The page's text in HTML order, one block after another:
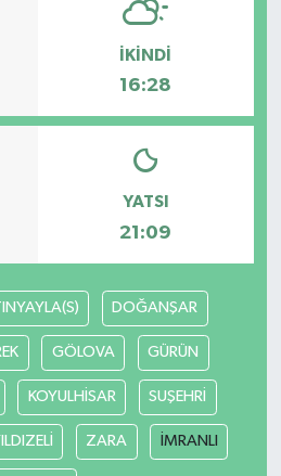
İKINDI
16:28
YATSI
21:09
DOĞANŞAR
GÖLOVA GÜRÜN
KOYULHİSAR SUŞEHRİ
ZARA İMRANLI